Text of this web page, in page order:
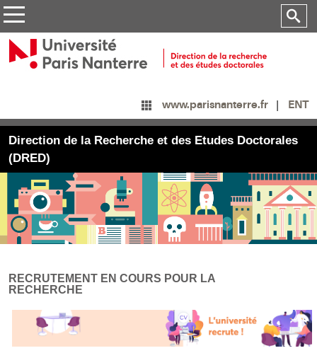
www.parisnanterre.fr ENT
Direction de la Recherche et des Etudes Doctorales
(DRED)
RECRUTEMENT EN COURS POUR LA
RECHERCHE